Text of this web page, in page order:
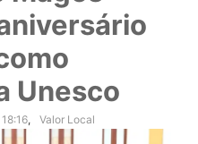
Unesco
18:16, Valor Local